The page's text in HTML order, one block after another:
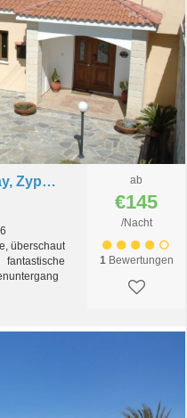
Villa Coral Panorama, Coral Bay, Zypern
6
überschaut
ab
€145
/Nacht
1Bewertungen